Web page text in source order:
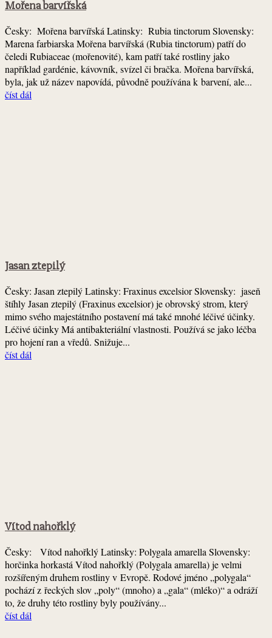
Mořena barvířská
Česky: Mořena barvířská Latinsky: Rubia tinctorum Slovensky:
Marena farbiarska Mořena barvířská (Rubia tinctorum) patří do
čeledi Rubiaceae (mořenovité), kam patří také rostliny jako
například gardénie, kávovník, svízel či bračka. Mořena barvířská,
byla, jak už název napovídá, původně používána k barvení, ale...
číst dál
Jasan ztepilý
Česky: Jasan ztepilý Latinsky: Fraxinus excelsior Slovensky: jaseň
štíhly Jasan ztepilý (Fraxinus excelsior) je obrovský strom, který
mimo svého majestátního postavení má také mnohé léčivé účinky.
Léčivé účinky Má antibakteriální vlastnosti. Používá se jako léčba
pro hojení ran a vředů. Snižuje...
číst dál
Vítod nahořklý
Česky: Vítod nahořklý Latinsky: Polygala amarella Slovensky:
horčinka horkastá Vítod nahořklý (Polygala amarella) je velmi
rozšířeným druhem rostliny v Evropě. Rodové jméno „polygala“
pochází z řeckých slov „poly“ (mnoho) a „gala“ (mléko)“ a odráží
to, že druhy této rostliny byly používány...
číst dál